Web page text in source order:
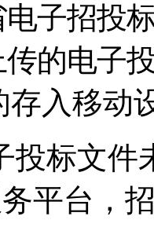
子招投
的电子
存入移动
投标文件
平台，